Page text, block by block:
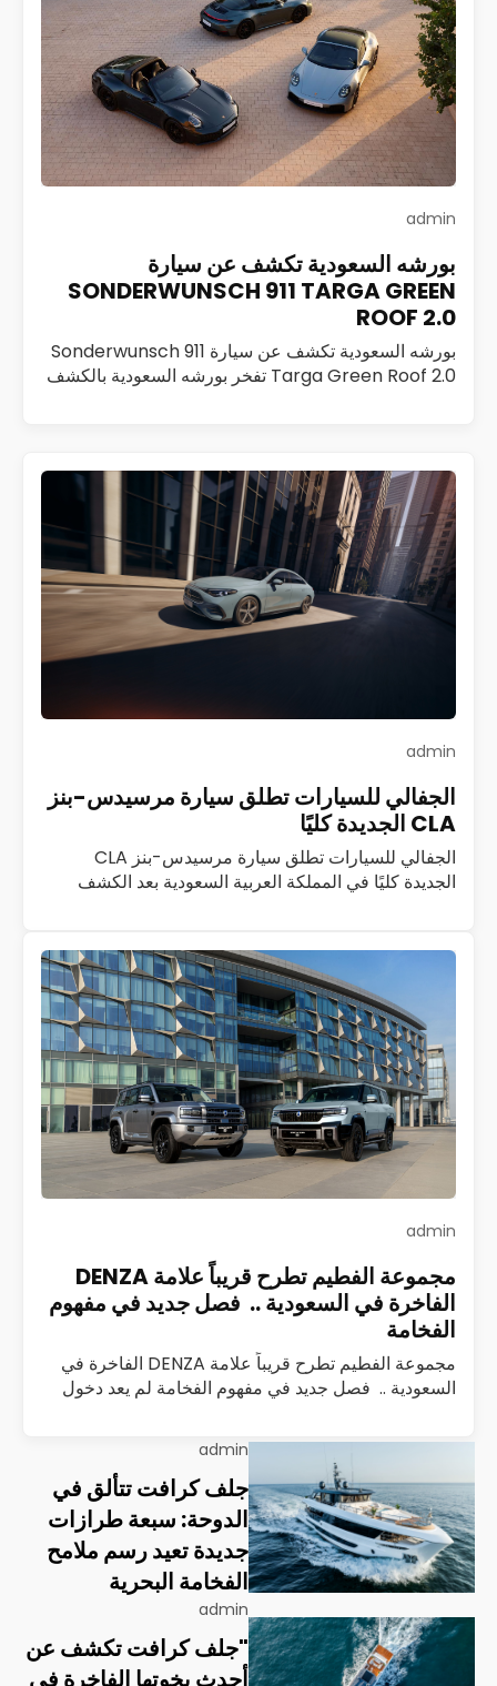
admin
بورشه السعودية تكشف عن سيارة
SONDERWUNSCH 911 TARGA GREEN
ROOF 2.0
بورشه السعودية تكشف عن سيارة Sonderwunsch 911
Targa Green Roof 2.0 تفخر بورشه السعودية بالكشف
admin
الجفالي للسيارات تطلق سيارة مرسيدس-بنز
CLA الجديدة كليًا
الجفالي للسيارات تطلق سيارة مرسيدس-بنز CLA
الجديدة كليًا في المملكة العربية السعودية بعد الكشف
اقرأ المزيد
admin
مجموعة الفطيم تطرح قريباً علامة DENZA
الفاخرة في السعودية .. فصل جديد في مفهوم
الفخامة
مجموعة الفطيم تطرح قريباً علامة DENZA الفاخرة في
السعودية .. فصل جديد في مفهوم الفخامة لم يعد دخول
يُقاس بعدد الطرازات أو…اقرأ المزيد
admin
جلف كرافت تتألق في
الدوحة: سبعة طرازات
جديدة تعيد رسم ملامح
الفخامة البحرية
admin
"جلف كرافت تكشف عن